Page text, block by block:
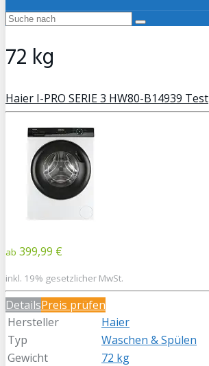
72 kg
Haier I-PRO SERIE 3 HW80-B14939 Test
ab 399,99 €
inkl. 19% gesetzlicher MwSt.
DetailsPreis prüfen
Hersteller
Haier
Typ
Waschen & Spülen
Gewicht
72 kg